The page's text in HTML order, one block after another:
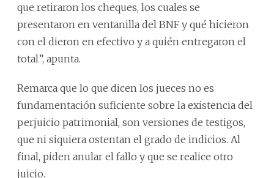
que retiraron los cheques, los cuales se
presentaron en ventanilla del BNF y qué hicieron
con el dieron en efectivo y a quién entregaron el
total”, apunta.
Remarca que lo que dicen los jueces no es
fundamentación suficiente sobre la existencia del
perjuicio patrimonial, son versiones de testigos,
que ni siquiera ostentan el grado de indicios. Al
final, piden anular el fallo y que se realice otro
juicio.